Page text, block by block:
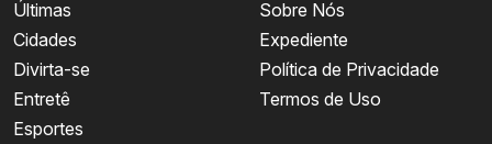
Últimas
Cidades
Divirta-se
Entretê
Esportes
Sobre Nós
Expediente
Política de Privacidade
Termos de Uso